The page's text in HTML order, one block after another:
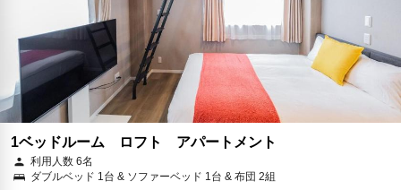
1ベッドルーム ロフト アパートメント
利用人数 6名
ダブルベッド 1台 & ソファーベッド 1台 & 布団 2組